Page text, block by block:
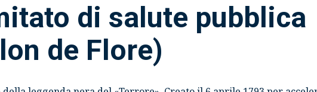
di salute pubblica
de Flore)